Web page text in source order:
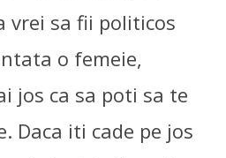
vrei sa fii politicos
o femeie,
jos ca sa poti sa te
Daca iti cade pe jos